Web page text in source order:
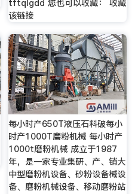
tftqlgdd 您也可以收藏： 收藏
该链接
每小时产650T液压石料破每小
时产1000T磨粉机械 每小时产
1000t磨粉机械 成立于1987
年，是一家专业集研、产、销大
中型磨粉机设备、砂粉设备械设
备、磨粉机械设备、移动磨粉站